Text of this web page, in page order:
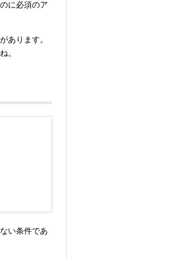
に必須のア
あります。
。
い条件であ